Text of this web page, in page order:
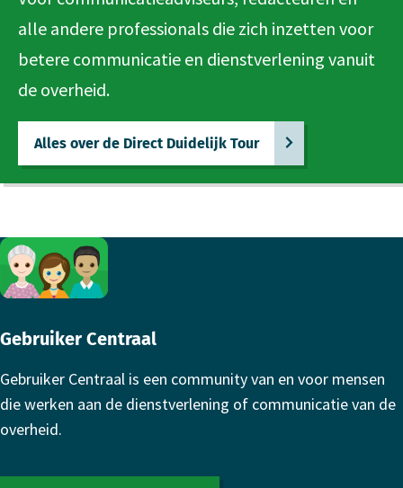
alle andere professionals die zich inzetten voor
betere communicatie en dienstverlening vanuit
de overheid.
Alles over de Direct Duidelijk Tour
Footer
Gebruiker Centraal
Gebruiker Centraal is een community van en voor mensen
die werken aan de dienstverlening of communicatie van de
overheid.